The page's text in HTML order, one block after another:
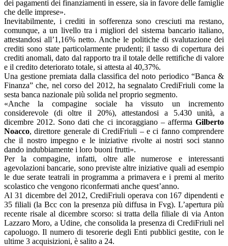
dei pagamenti dei finanziamenti in essere, sia in favore delle famiglie
che delle imprese».
Inevitabilmente, i crediti in sofferenza sono cresciuti ma restano,
comunque, a un livello tra i migliori del sistema bancario italiano,
attestandosi all’1,16% netto. Anche le politiche di svalutazione dei
crediti sono state particolarmente prudenti; il tasso di copertura dei
crediti anomali, dato dal rapporto tra il totale delle rettifiche di valore
e il credito deteriorato totale, si attesta al 40,37%.
Una gestione premiata dalla classifica del noto periodico “Banca &
Finanza” che, nel corso del 2012, ha segnalato CrediFriuli come la
sesta banca nazionale più solida nel proprio segmento.
«Anche la compagine sociale ha vissuto un incremento
considerevole (di oltre il 20%), attestandosi a 5.430 unità, a
dicembre 2012. Sono dati che ci incoraggiano – afferma Gilberto
Noacco, direttore generale di CrediFriuli – e ci fanno comprendere
che il nostro impegno e le iniziative rivolte ai nostri soci stanno
dando indubbiamente i loro buoni frutti».
Per la compagine, infatti, oltre alle numerose e interessanti
agevolazioni bancarie, sono previste altre iniziative quali ad esempio
le due serate teatrali in programma a primavera e i premi al merito
scolastico che vengono riconfermati anche quest’anno.
Al 31 dicembre del 2012, CrediFriuli operava con 167 dipendenti e
35 filiali (la Bcc con la presenza più diffusa in Fvg). L’apertura più
recente risale al dicembre scorso: si tratta della filiale di via Anton
Lazzaro Moro, a Udine, che consolida la presenza di CrediFriuli nel
capoluogo. Il numero di tesorerie degli Enti pubblici gestite, con le
ultime 3 acquisizioni, è salito a 24.